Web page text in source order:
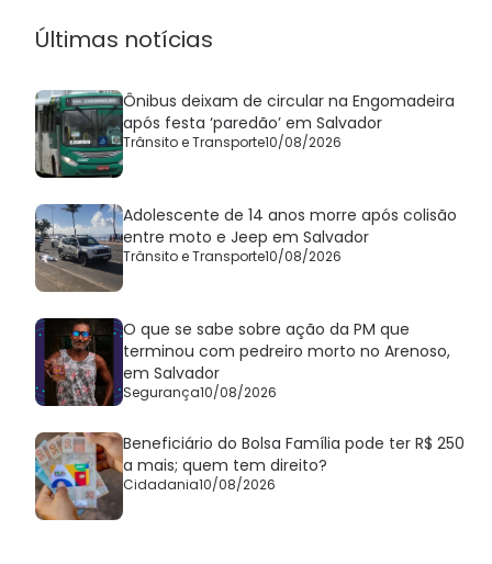
Últimas notícias
Ônibus deixam de circular na Engomadeira
após festa ‘paredão’ em Salvador
Trânsito e Transporte10/08/2026
Adolescente de 14 anos morre após colisão
entre moto e Jeep em Salvador
Trânsito e Transporte10/08/2026
O que se sabe sobre ação da PM que
terminou com pedreiro morto no Arenoso,
em Salvador
Segurança10/08/2026
Beneficiário do Bolsa Família pode ter R$ 250
a mais; quem tem direito?
Cidadania10/08/2026